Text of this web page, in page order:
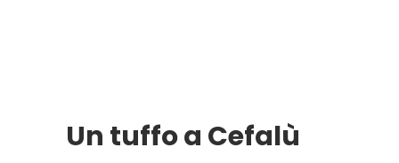
Un tuffo a Cefalù